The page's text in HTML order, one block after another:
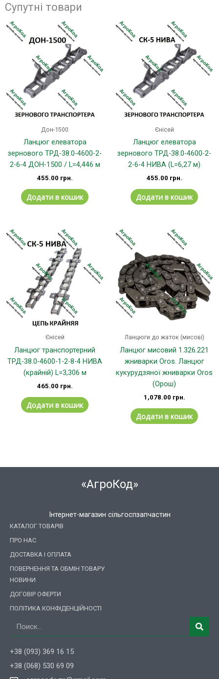
Супутні товари
Дон-1500
Ланцюг елеватора
зернового ТРД-38.0-4600-2-
2-6-4 ДОН-1500 / L=4,446 м
455.00 грн.
Додати в кошик
Єнісей
Ланцюг елеватора
зернового ТРД-38.0-4600-2-
2-6-4 НИВА (L=6,27 м)
455.00 грн.
Додати в кошик
Єнісей
Ланцюг транспортерний
ТРД-38.0-4600-1-2-8-4 НИВА
(крайній) L=3,306 м
465.00 грн.
Додати в кошик
Ланцюги до жаток (мисові)
Ланцюг мисовий 1.326.221
жниварки Oros. Ланцюг
кукурудзяної жниварки Oros
(Орош)
1,078.00 грн.
Додати в кошик
«АгроКод»
Інтернет-магазин сільгоспзапчастин
КАТАЛОГ ТОВАРІВ
ПРО НАС
ДОСТАВКА І ОПЛАТА
ПОВЕРНЕННЯ ТА ОБМІН ТОВАРУ
НОВИНИ
ДОГОВІР ОФЕРТИ
ПОЛІТИКА КОНФІДЕНЦІЙНОСТІ
Пошук
+38 (093) 369 16 15
+38 (068) 530 69 09